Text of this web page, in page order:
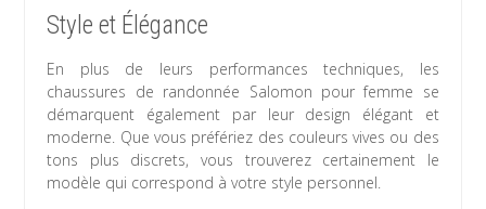
Style et Élégance
En plus de leurs performances techniques, les
chaussures de randonnée Salomon pour femme se
démarquent également par leur design élégant et
moderne. Que vous préfériez des couleurs vives ou des
tons plus discrets, vous trouverez certainement le
modèle qui correspond à votre style personnel.